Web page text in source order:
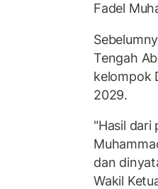
Fadel
Tengah
kelompok
2029.
"Hasil dari
dan
Wakil